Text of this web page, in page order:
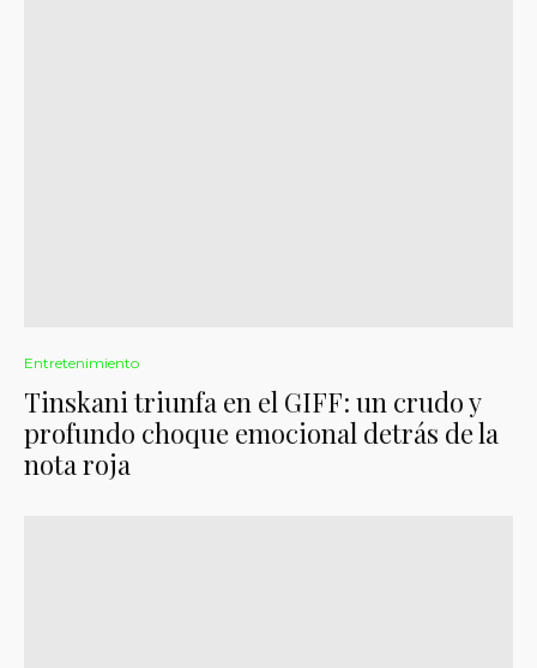
Entretenimiento
Tinskani triunfa en el GIFF: un crudo y
profundo choque emocional detrás de la
nota roja